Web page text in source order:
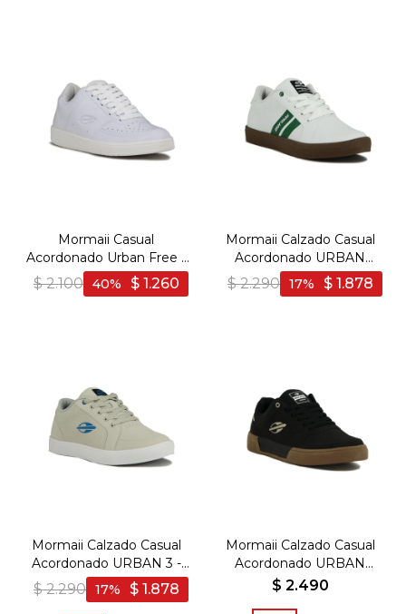
Mormaii Casual
Acordonado Urban Free -
Blanco
$ 2.100 $ 1.260
40
Mormaii Calzado Casual
Acordonado URBAN
STRIPE 3 - Blanco-Verde
$ 2.290 $ 1.878
17
Mormaii Calzado Casual
Acordonado URBAN 3 -
Hielo
$ 2.290 $ 1.878
17
Mormaii Calzado Casual
Acordonado URBAN
PULSE 2 - Negro-Beige
$ 2.490